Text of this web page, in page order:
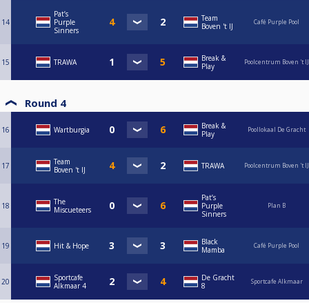
14
Pat’s
Purple
Sinners
Team
Boven 't IJ
Café Purple Pool
15 TRAWA
Break &
Play
Poolcentrum Boven 't IJ
Round 4
16 Wartburgia
Break &
Play
Poollokaal De Gracht
17
Team
Boven 't IJ
TRAWA Poolcentrum Boven 't IJ
18
The
Miscueteers
Pat’s
Purple
Sinners
Plan B
19 Hit & Hope
Black
Mamba
Café Purple Pool
20
Sportcafe
Alkmaar 4
De Gracht
8
Sportcafe Alkmaar